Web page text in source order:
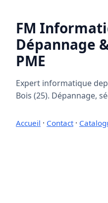
FM
Dépannage
PME
Expert informatique
Bois (25). Dépannage,
Accueil · Contact·